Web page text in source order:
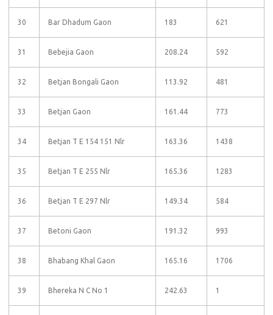
30 Bar Dhadum Gaon 183 621
31 Bebejia Gaon 208.24 592
32 Betjan Bongali Gaon 113.92 481
33 Betjan Gaon 161.44 773
34 Betjan T E 154 151 Nlr 163.36 1438
35 Betjan T E 255 Nlr 165.36 1283
36 Betjan T E 297 Nlr 149.34 584
37 Betoni Gaon 191.32 993
38 Bhabang Khal Gaon 165.16 1706
39 Bhereka N C No 1 242.63 1